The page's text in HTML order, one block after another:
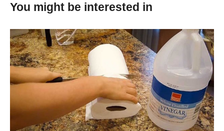
στοματικό διάλυμα στον άδειο κάδο του πλυντηρίου
δυσάρεστες οσμές! Επίσης, για να αποφύγετε το
ξεθώριασμα των τζιν σας, προσθέστε αλάτι κατά την
πλύση.
You might be interested in